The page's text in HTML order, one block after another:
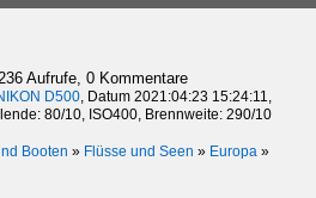
Aufrufe, 0 Kommentare
D500, Datum 2021:04:23 15:24:11,
80/10, ISO400, Brennweite: 290/10
Booten » Flüsse und Seen » Europa »